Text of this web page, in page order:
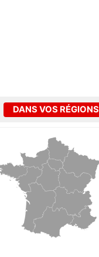
DANS VOS RÉGIONS